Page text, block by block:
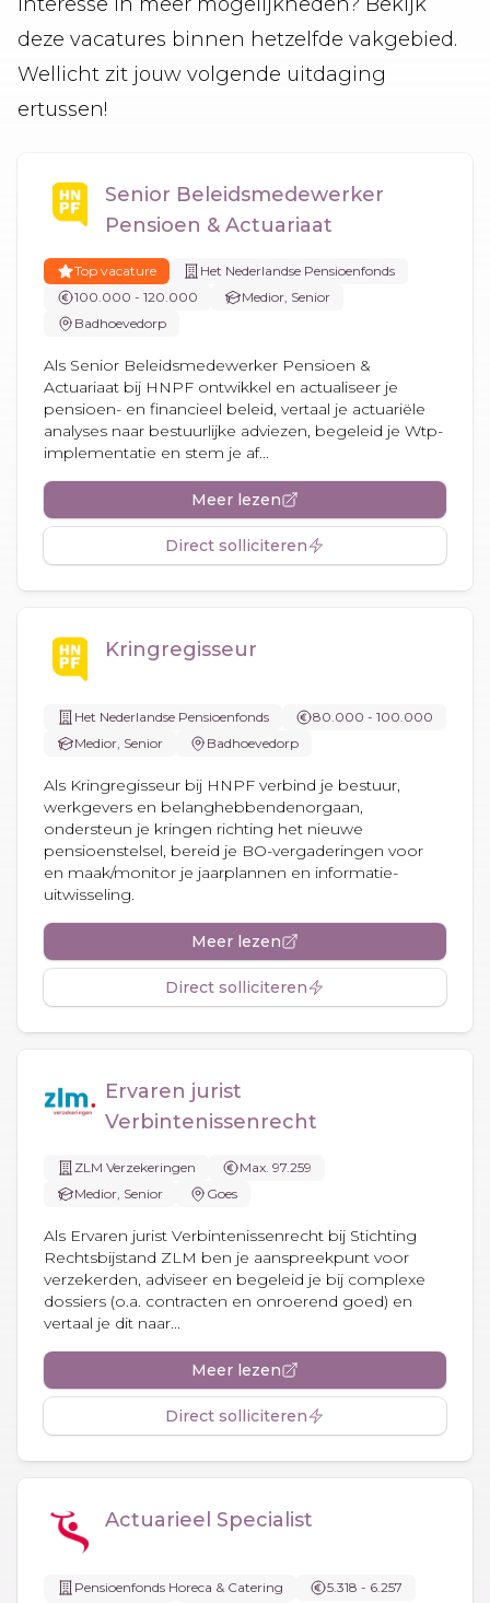
deze vacatures binnen hetzelfde vakgebied.
Wellicht zit jouw volgende uitdaging
ertussen!
Senior Beleidsmedewerker
Pensioen & Actuariaat
Top vacature
Het Nederlandse Pensioenfonds
100.000 - 120.000
Medior, Senior
Badhoevedorp
Als Senior Beleidsmedewerker Pensioen &
Actuariaat bij HNPF ontwikkel en actualiseer je
pensioen- en financieel beleid, vertaal je actuariële
analyses naar bestuurlijke adviezen, begeleid je Wtp-
implementatie en stem je af...
Meer lezen
Direct solliciteren
Kringregisseur
Het Nederlandse Pensioenfonds
80.000 - 100.000
Medior, Senior
Badhoevedorp
Als Kringregisseur bij HNPF verbind je bestuur,
werkgevers en belanghebbendenorgaan,
ondersteun je kringen richting het nieuwe
pensioenstelsel, bereid je BO-vergaderingen voor
en maak/monitor je jaarplannen en informatie-
uitwisseling.
Meer lezen
Direct solliciteren
Ervaren jurist
Verbintenissenrecht
ZLM Verzekeringen
Max. 97.259
Medior, Senior
Goes
Als Ervaren jurist Verbintenissenrecht bij Stichting
Rechtsbijstand ZLM ben je aanspreekpunt voor
verzekerden, adviseer en begeleid je bij complexe
dossiers (o.a. contracten en onroerend goed) en
vertaal je dit naar...
Meer lezen
Direct solliciteren
Actuarieel Specialist
Pensioenfonds Horeca & Catering
5.318 - 6.257